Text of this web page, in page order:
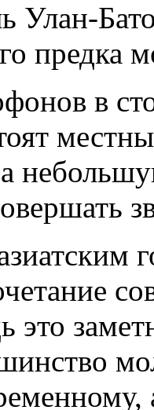
предка
в
это